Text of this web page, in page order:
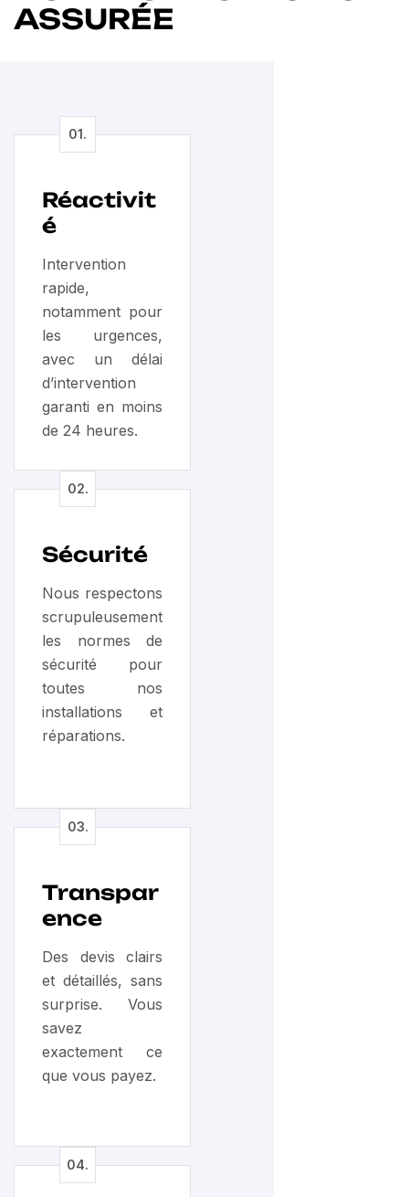
ASSURÉE
Réactivit
é
Intervention
rapide,
notamment pour
les urgences,
avec un délai
d’intervention
garanti en moins
de 24 heures.
Sécurité
Nous respectons
scrupuleusement
les normes de
sécurité pour
toutes nos
installations et
réparations.
Transpar
ence
Des devis clairs
et détaillés, sans
surprise. Vous
savez
exactement ce
que vous payez.